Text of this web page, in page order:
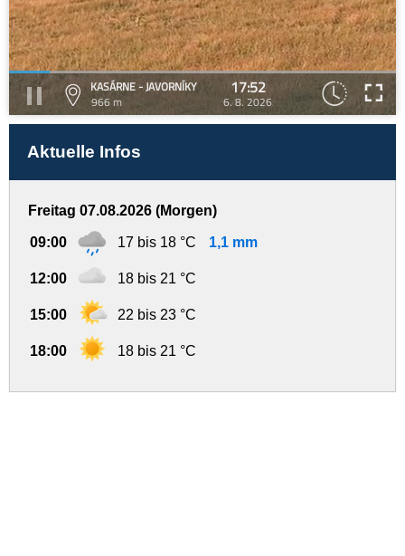
KASÁRNE - JAVORNÍKY
966 m
17:52
6. 8. 2026
Aktuelle Infos
Freitag 07.08.2026 (Morgen)
09:00 17 bis 18 °C 1,1 mm
12:00 18 bis 21 °C
15:00 22 bis 23 °C
18:00 18 bis 21 °C